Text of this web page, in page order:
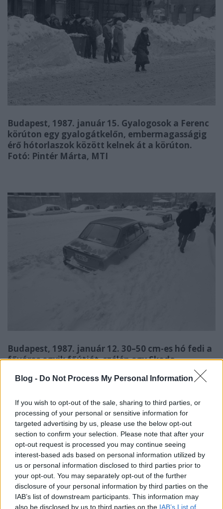
Blog - Do Not Process My Personal Information
If you wish to opt-out of the sale, sharing to third parties, or
processing of your personal or sensitive information for
targeted advertising by us, please use the below opt-out
section to confirm your selection. Please note that after your
opt-out request is processed you may continue seeing
interest-based ads based on personal information utilized by
us or personal information disclosed to third parties prior to
your opt-out. You may separately opt-out of the further
disclosure of your personal information by third parties on the
IAB’s list of downstream participants. This information may
also be disclosed by us to third parties on the IAB’s List of
Budapest, 1987. január 15. Gyalogosok a Ferenc
körúton egy gyalogátkelőn, embermagasságig
érő hótorlaszok között kelnek át a körúton.
Fotó: Pintér Márta, MTI
Budapest, 1987. január 12. 30–50 cm-es hó fedi a
főváros egyik főútját, szélén egy Skoda
személygépkocsi parkol félig behavazva. Fotó:
Baric Imre, MTI